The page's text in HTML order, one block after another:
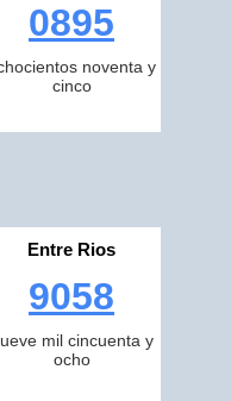
0895
noventa y
cinco
Entre Rios
9058
mil cincuenta y
ocho